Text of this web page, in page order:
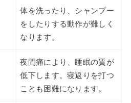
体を洗ったり、シャンプー
をしたりする動作が難しく
なります。
夜間痛により、睡眠の質が
低下します。寝返りを打つ
ことも困難になります。